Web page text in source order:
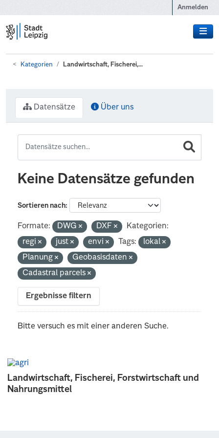
Anmelden
Kategorien Landwirtschaft, Fischerei,...
Landwirtschaft, Fischerei, Forstwirtschaft und
Nahrungsmittel
Datensätze Über uns
Keine Datensätze gefunden
Sortieren nach
Formate: DWG DXF
Kategorien:
regi
just envi Tags:
lokal
Planung
Geobasisdaten
Cadastral parcels
Ergebnisse filtern
Bitte versuch es mit einer anderen Suche.